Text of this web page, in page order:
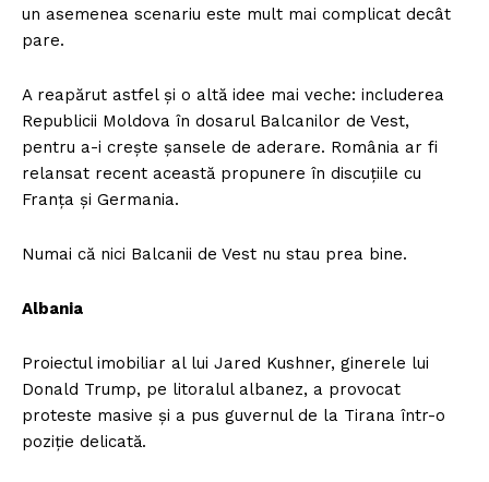
un asemenea scenariu este mult mai complicat decât
pare.
A reapărut astfel și o altă idee mai veche: includerea
Republicii Moldova în dosarul Balcanilor de Vest,
pentru a-i crește șansele de aderare. România ar fi
relansat recent această propunere în discuțiile cu
Franța și Germania.
Numai că nici Balcanii de Vest nu stau prea bine.
Albania
Proiectul imobiliar al lui Jared Kushner, ginerele lui
Donald Trump, pe litoralul albanez, a provocat
proteste masive și a pus guvernul de la Tirana într-o
poziție delicată.